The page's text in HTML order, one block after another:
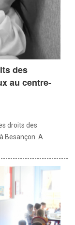
des
au centre-
droits des
Besançon. A